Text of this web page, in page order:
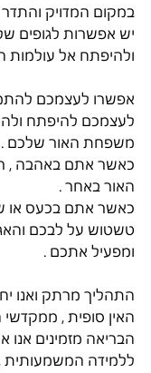
במקום המדויק והתדר
יש אפשרות לגופים
ולהיפתח אל עולמות
אפשרו לעצמכם
לעצמכם להיפתח
משפחת האור שלכם .
כאשר אתם באהבה ,
האור באחר .
כאשר אתם בכעס או
טשטוש על לבכם
ומפעיל אתכם .
התהליך מרתק ואנו
האין סופית ,
הבריאה מזמינים
ללמידה המשמעותית